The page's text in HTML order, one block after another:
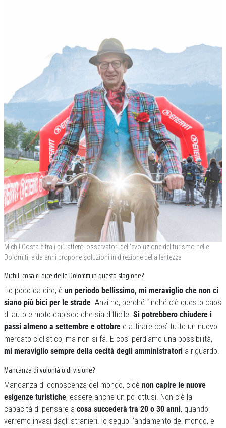
Michil Costa è tra i più attenti osservatori dell’evoluzione del turismo nelle
Dolomiti, e da anni propone soluzioni in direzione della lentezza
Michil, cosa ci dice delle Dolomiti in questa stagione?
Ho poco da dire, è un periodo bellissimo, mi meraviglio che non ci
siano più bici per le strade. Anzi no, perché finché c’è questo caos
di auto e moto capisco che sia difficile. Si potrebbero chiudere i
passi almeno a settembre e ottobre e attirare così tutto un nuovo
mercato ciclistico, ma non si fa. E così perdiamo una possibilità,
mi meraviglio sempre della cecità degli amministratori a riguardo.
Mancanza di volontà o di visione?
Mancanza di conoscenza del mondo, cioè non capire le nuove
esigenze turistiche, essere anche un po’ ottusi. Non c’è la
capacità di pensare a cosa succederà tra 20 o 30 anni, quando
verremo invasi dagli stranieri. Io seguo l’andamento del mondo, e